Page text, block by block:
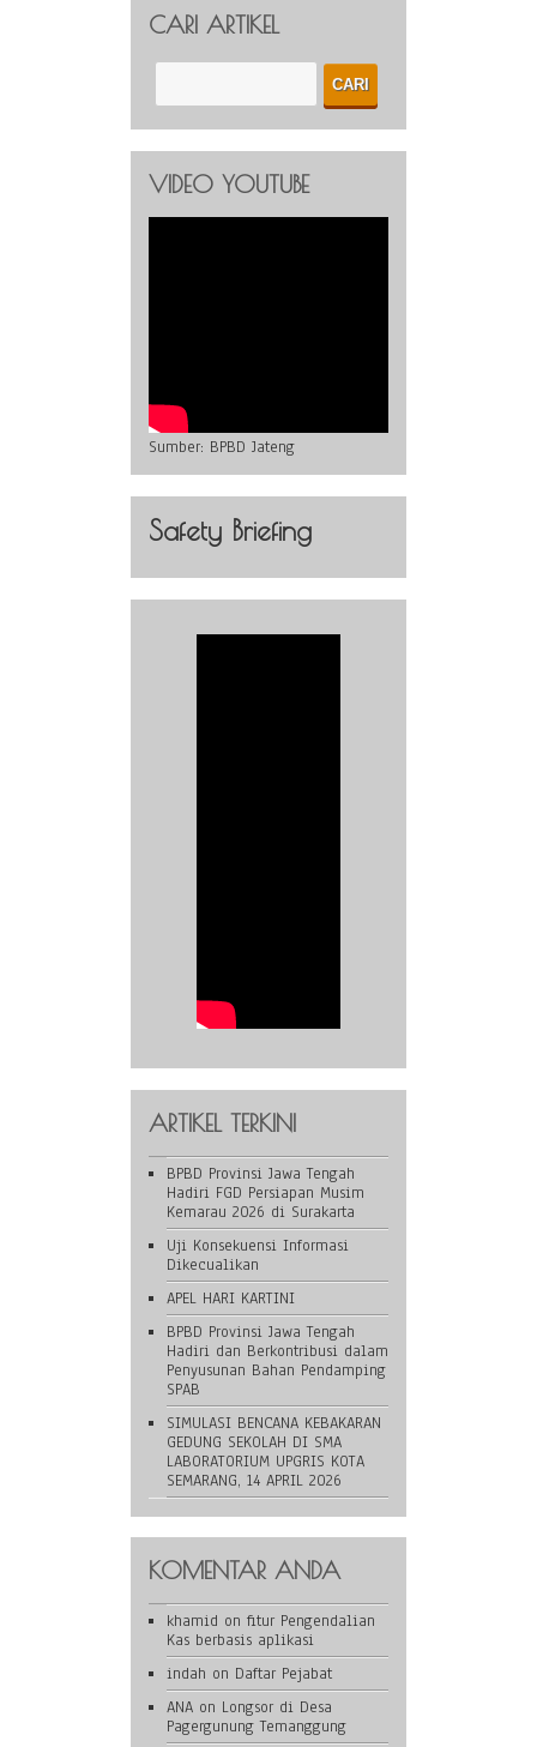
CARI ARTIKEL
VIDEO YOUTUBE
Sumber: BPBD Jateng
Safety Briefing
ARTIKEL TERKINI
BPBD Provinsi Jawa Tengah
Hadiri FGD Persiapan Musim
Kemarau 2026 di Surakarta
Uji Konsekuensi Informasi
Dikecualikan
APEL HARI KARTINI
BPBD Provinsi Jawa Tengah
Hadiri dan Berkontribusi dalam
Penyusunan Bahan Pendamping
SPAB
SIMULASI BENCANA KEBAKARAN
GEDUNG SEKOLAH DI SMA
LABORATORIUM UPGRIS KOTA
SEMARANG, 14 APRIL 2026
KOMENTAR ANDA
khamid on fitur Pengendalian
Kas berbasis aplikasi
indah on Daftar Pejabat
ANA on Longsor di Desa
Pagergunung Temanggung